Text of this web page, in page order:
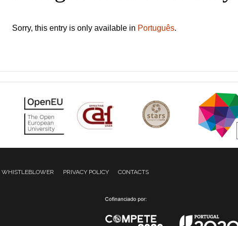
Sorry, this entry is only available in Português.
WHISTLEBLOWER PRIVACY POLICY CONTACTS